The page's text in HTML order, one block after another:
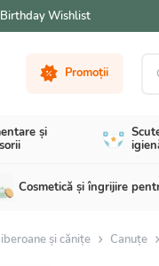
Birthday Wishlist
Promoții
și
Cosmetică și îngrijire
și cănițe Canuțe